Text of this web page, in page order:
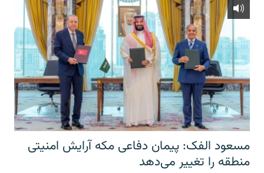
مسعود الفک: پیمان دفاعی مکه آرایش امنیتی
منطقه را تغییر می‌دهد